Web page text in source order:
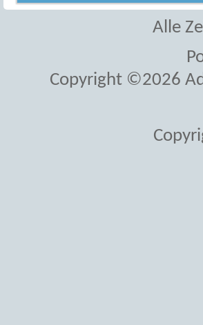
Alle
Copyright ©2026